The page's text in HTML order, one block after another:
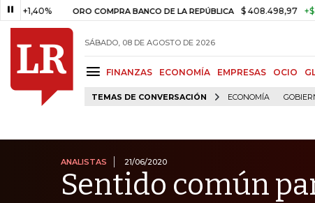
ORO COMPRA BANCO DE LA REPÚBLICA $ 408.498,97 +$ 8.753,81
SÁBADO, 08 DE AGOSTO DE 2026
FINANZAS ECONOMÍA EMPRESAS OCIO
TEMAS DE CONVERSACIÓN ECONOMÍA
ANALISTAS 21/06/2020
Sentido común